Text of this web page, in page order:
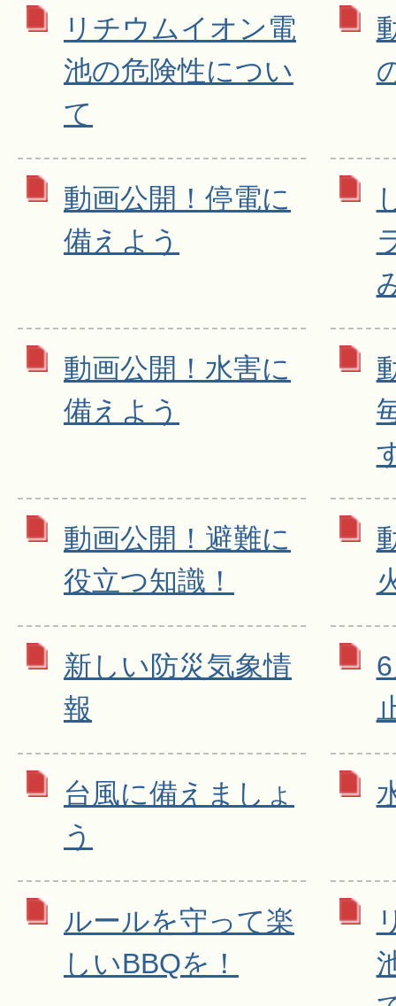
リチウムイオン電
池の危険性につい
て
動画公開！停電に
備えよう
動画公開！水害に
備えよう
動画公開！避難に
役立つ知識！
新しい防災気象情
報
台風に備えましょ
う
ルールを守って楽
しいBBQを！